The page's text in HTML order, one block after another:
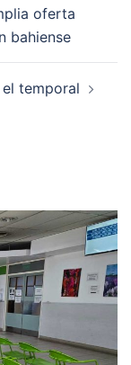
oferta
bahiense
temporal